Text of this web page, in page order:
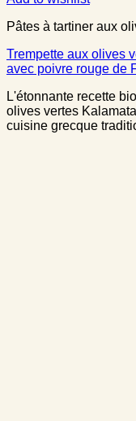
Pâtes à tartiner aux
Trempette aux olives
avec poivre rouge de
L'étonnante recette
olives vertes
cuisine grecque